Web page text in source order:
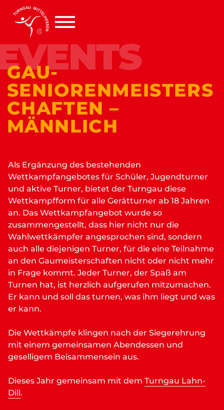
GAU-
SENIORENMEISTERS
CHAFTEN –
MÄNNLICH
Als Ergänzung des bestehenden
Wettkampfangebotes für Schüler, Jugendturner
und aktive Turner, bietet der Turngau diese
Wettkampfform für alle Gerätturner ab 18 Jahren
an. Das Wettkampfangebot wurde so
zusammengestellt, dass hier nicht nur die
Wahlwettkämpfer angesprochen sind, sondern
auch alle diejenigen Turner, für die eine Teilnahme
an den Gaumeisterschaften nicht oder nicht mehr
in Frage kommt. Jeder Turner, der Spaß am
Turnen hat, ist herzlich aufgerufen mitzumachen.
Er kann und soll das turnen, was ihm liegt und was
er kann.
Die Wettkämpfe klingen nach der Siegerehrung
mit einem gemeinsamen Abendessen und
geselligem Beisammensein aus.
Dieses Jahr gemeinsam mit dem Turngau Lahn-
Dill.